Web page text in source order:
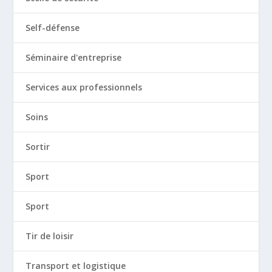
Self-défense
Séminaire d'entreprise
Services aux professionnels
Soins
Sortir
Sport
Sport
Tir de loisir
Transport et logistique